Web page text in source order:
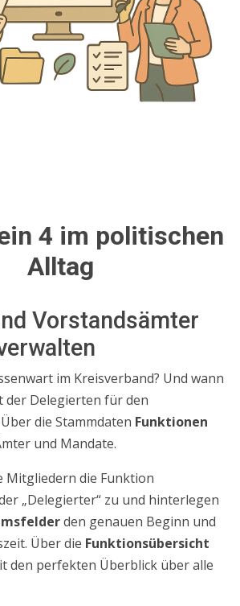
4 im politischen
Alltag
Vorstandsämter
im Kreisverband? Und wann
der Delegierten für den
die Stammdaten Funktionen
und Mandate.
Mitgliedern die Funktion
„Delegierter“ zu und hinterlegen
den genauen Beginn und
Über die Funktionsübersicht
den perfekten Überblick über alle